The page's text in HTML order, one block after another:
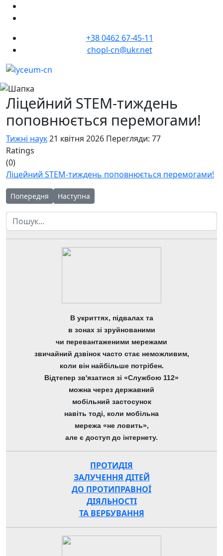
+38 0462 67-45-11
chopl-cn@ukr.net
Ліцейний STEM-тиждень
поповнюється перемогами!
Тижні наук21 квітня 2026 Перегляди: 77
Ratings
(0)
Ліцейний STEM-тиждень поповнюється перемогами!
Попередня стаття: У межах Всеукраїнського STEM-дня-
Попередня Наступна стаття: STEAM-тиждень в ліцеї
Наступна
Пошук
В укриттях, підвалах та
в зонах зі зруйнованими
чи перевантаженими мережами
звичайний дзвінок часто стає неможливим,
коли він найбільше потрібен.
Відтепер зв'язатися зі «Службою 112»
можна через державний
мобільний застосунок
навіть тоді, коли мобільна
мережа «не ловить»,
але є доступ до інтернету.
ПРОТИДІЯ
ЗАЛУЧЕННЯ ДІТЕЙ
ДО ПРОТИПРАВНОЇ
ДІЯЛЬНОСТІ
ТА ВЕРБУВАННЯ